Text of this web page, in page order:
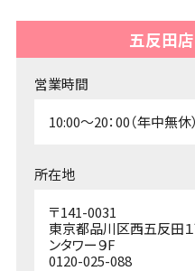
五反田
営業時間
10:00～20：00（年中無休）
所在地
〒141-0031
東京都品川区西五反田１
ンタワー９F
0120-025-088